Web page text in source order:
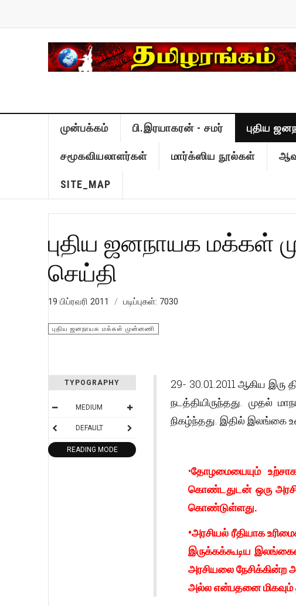
முன்பக்கம் பி.இரயாகரன் - சமர் புதிய
சமூகவியலாளர்கள் மார்க்ஸிய நூல்கள்
SITE_MAP
புதிய ஜனநாயக மக்கள்
செய்தி
19 பிப்ரவரி 2011 படிப்புகள்: 7030
புதிய ஜனநாயக மக்கள் முன்னணி
TYPOGRAPHY
MEDIUM
DEFAULT
READING MODE
29- 30.01.2011 ஆகிய
நடத்தியிருந்தது. முதல்
நிகழ்ந்தது. இதில் இலங்கை
•தோழமையையும்
கொண்டதுடன் ஒரு
கொண்டுள்ளது.
•அரசியல் ரீதியாக
இருக்கக்கூடிய
அரசியலை நேசிக்கின்ற
அல்ல என்பதனை மிகவும்